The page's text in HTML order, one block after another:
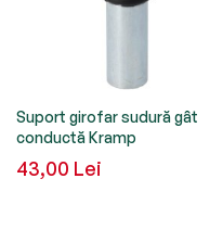
Suport girofar sudură gât
conductă Kramp
43,00 Lei